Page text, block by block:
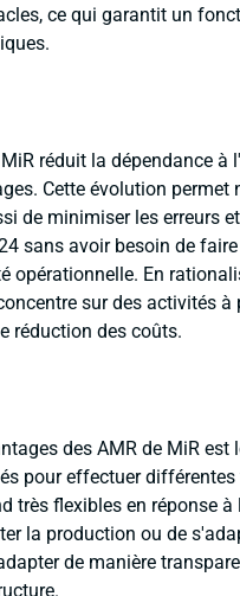
ce qui garantit un
réduit la dépendance
Cette évolution permet
de minimiser les erreurs
sans avoir besoin de
opérationnelle. En
sur des activités
réduction des coûts.
des AMR de MiR
pour effectuer
très flexibles en réponse
la production ou de
de manière